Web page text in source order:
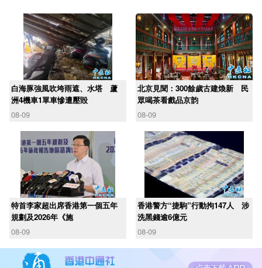
白海豚強風吹垮雨遮、水塔 蘆
洲4機車1單車慘遭壓毀
08-09
北京見聞：300餘歲古建煥新 民
眾喝茶看戲品京韵
08-09
​特首李家超出席香港第一個五年
規劃及2026年《施
08-09
香港警方“捷駒”行動拘147人 涉
洗黑錢逾6億元
08-09